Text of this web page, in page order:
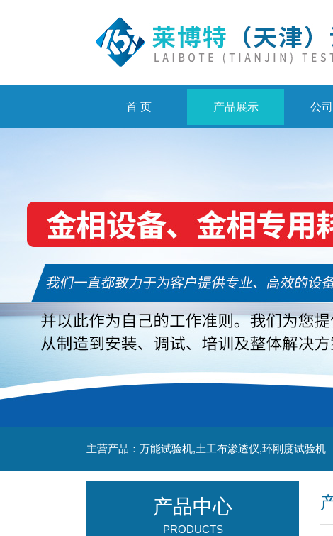
首 页 产品展示 公
主营产品：万能试验机,土工布渗透仪,环刚度试验机
产品中心
PRODUCTS